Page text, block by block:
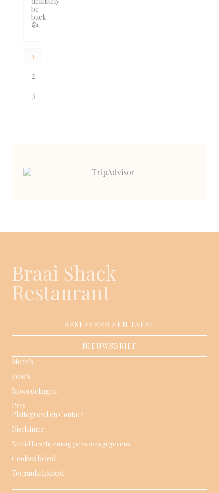
be
back
👍
1
2
3
Braai Shack
Restaurant
RESERVEER EEN TAFEL
NIEUWSBRIEF
Menu's
Foto's
Beoordelingen
Pers
Plattegrond en Contact
Disclaimer
Beleid bescherming persoonsgegevens
Cookies beleid
Toegankelijkheid